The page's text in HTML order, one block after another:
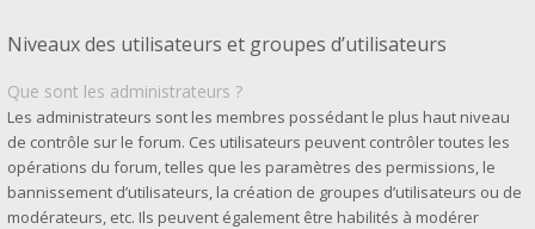
Niveaux des utilisateurs et groupes d’utilisateurs
Que sont les administrateurs ?
Les administrateurs sont les membres possédant le plus haut niveau
de contrôle sur le forum. Ces utilisateurs peuvent contrôler toutes les
opérations du forum, telles que les paramètres des permissions, le
bannissement d’utilisateurs, la création de groupes d’utilisateurs ou de
modérateurs, etc. Ils peuvent également être habilités à modérer